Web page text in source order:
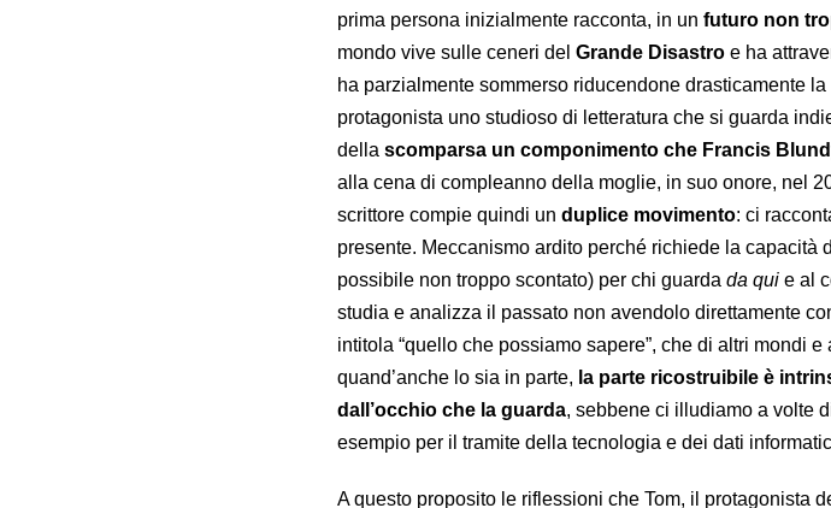
prima persona inizialmente racconta, in un futuro non
mondo vive sulle ceneri del Grande Disastro e ha
ha parzialmente sommerso riducendone drasticamente
protagonista uno studioso di letteratura che si guarda
della scomparsa un componimento che Francis
alla cena di compleanno della moglie, in suo onore, nel
scrittore compie quindi un duplice movimento: ci
presente. Meccanismo ardito perché richiede la capacità
possibile non troppo scontato) per chi guarda da qui e al
studia e analizza il passato non avendolo direttamente
intitola “quello che possiamo sapere”, che di altri mondi
quand’anche lo sia in parte, la parte ricostruibile è
dall’occhio che la guarda, sebbene ci illudiamo a volte
esempio per il tramite della tecnologia e dei dati
A questo proposito le riflessioni che Tom, il protagonista